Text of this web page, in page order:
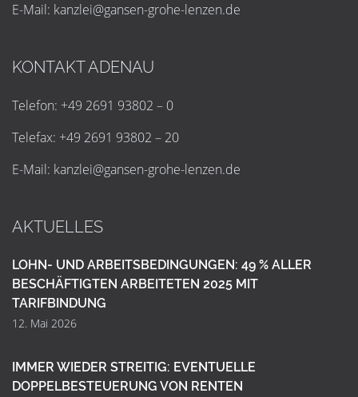
E-Mail: kanzlei@gansen-grohe-lenzen.de
KONTAKT ADENAU
Telefon: +49 2691 93802 – 0
Telefax: +49 2691 93802 – 20
E-Mail: kanzlei@gansen-grohe-lenzen.de
AKTUELLES
LOHN- UND ARBEITSBEDINGUNGEN: 49 % ALLER
BESCHÄFTIGTEN ARBEITETEN 2025 MIT
TARIFBINDUNG
12. Mai 2026
IMMER WIEDER STREITIG: EVENTUELLE
DOPPELBESTEUERUNG VON RENTEN